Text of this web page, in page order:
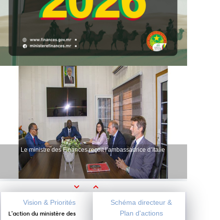
Le ministre des Finances reçoit l’ambassadrice d’Italie
Previous
Vision & Priorités
L’action du ministère des
Schéma directeur &
Plan d'actions